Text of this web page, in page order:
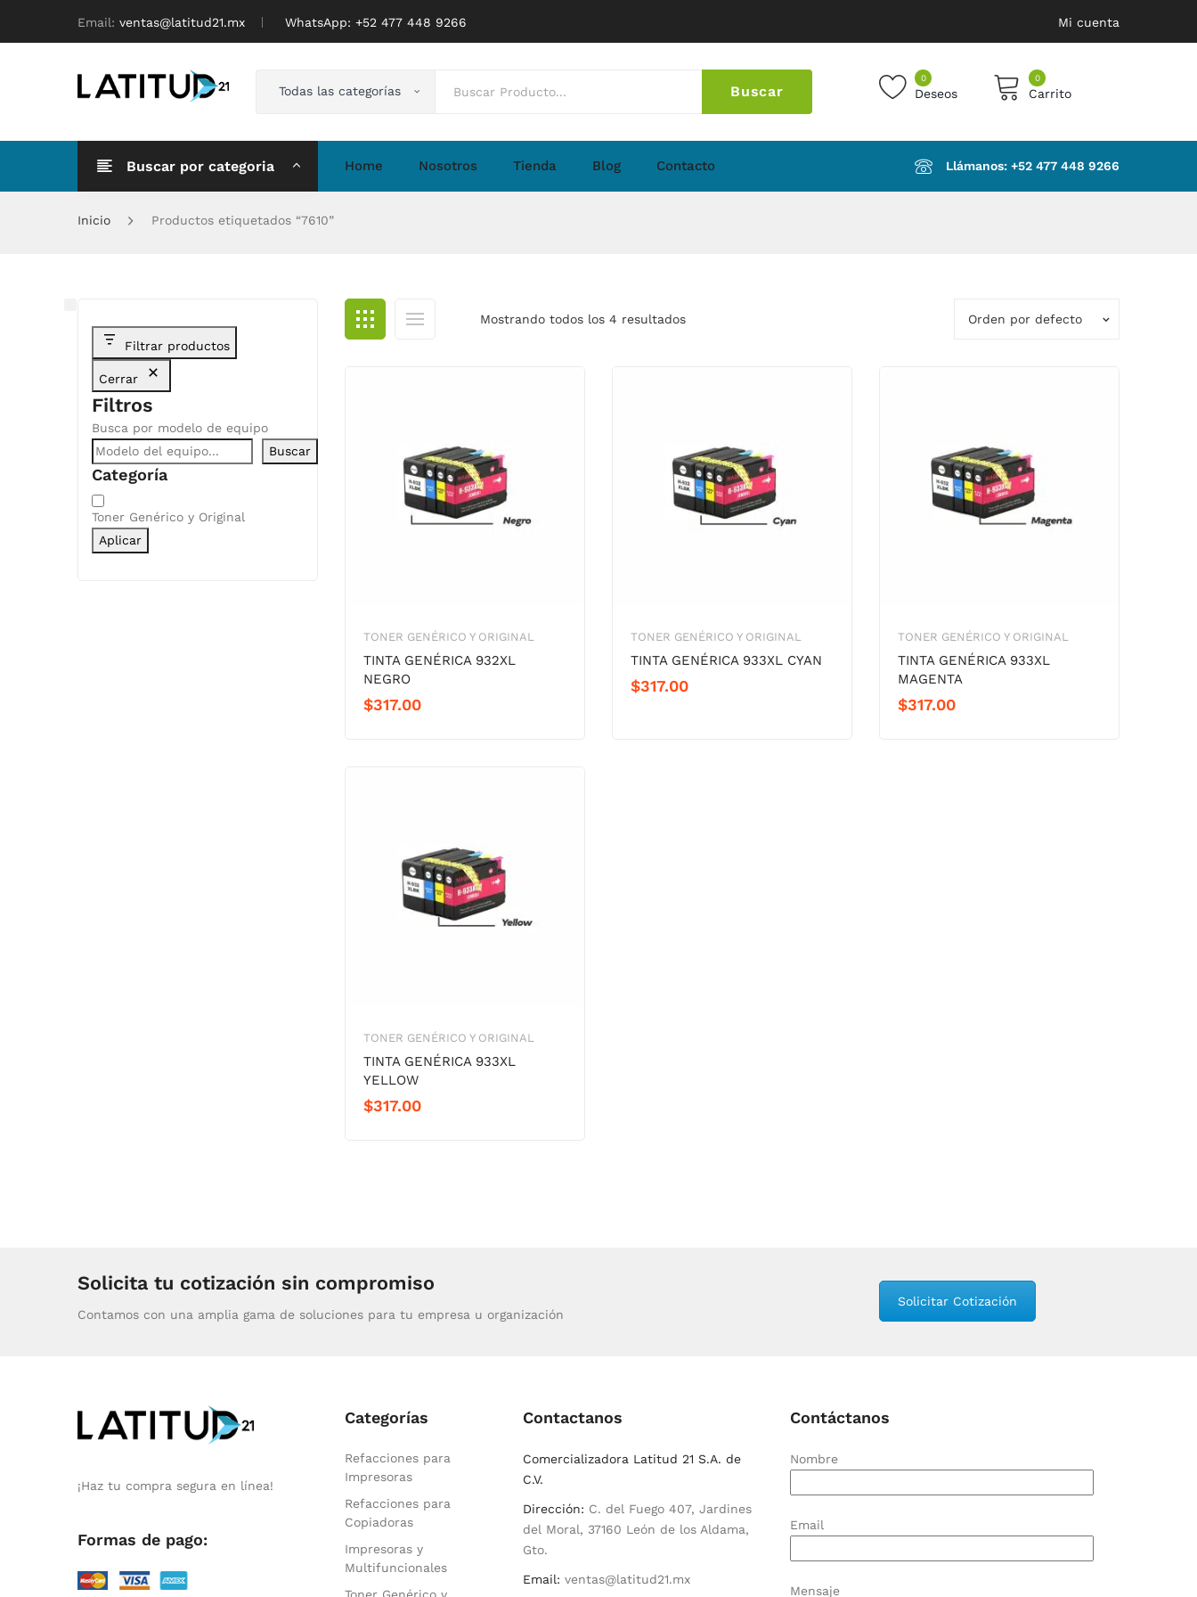
Email: ventas@latitud21.mx WhatsApp: ‪+52 477 448 9266 Mi cuenta
Todas las categorías Buscar
0
Deseos
0
Carrito
No products in the cart.
Buscar por categoria Home Nosotros Tienda Blog Contacto Llámanos: ‪+52 477 448 9266‬
Inicio Productos etiquetados “7610”
Mostrando todos los 4 resultados Orden por defecto
TONER GENÉRICO Y ORIGINAL
TINTA GENÉRICA 932XL
NEGRO
$317.00
TONER GENÉRICO Y ORIGINAL
TINTA GENÉRICA 933XL CYAN
$317.00
TONER GENÉRICO Y ORIGINAL
TINTA GENÉRICA 933XL
MAGENTA
$317.00
TONER GENÉRICO Y ORIGINAL
TINTA GENÉRICA 933XL
YELLOW
$317.00
Filtrar productos
Cerrar
Filtros
Busca por modelo de equipo
Buscar
Categoría
Categoría
Toner Genérico y Original
Aplicar
Solicita tu cotización sin compromiso
Contamos con una amplia gama de soluciones para tu empresa u organización
Solicitar Cotización
¡Haz tu compra segura en línea!
Formas de pago:
Categorías
Refacciones para
Impresoras
Refacciones para
Copiadoras
Impresoras y
Multifuncionales
Contactanos
Comercializadora Latitud 21 S.A. de
C.V.
Dirección: C. del Fuego 407, Jardines
del Moral, 37160 León de los Aldama,
Gto.
Email: ventas@latitud21.mx
Contáctanos
Nombre
Email
Mensaje